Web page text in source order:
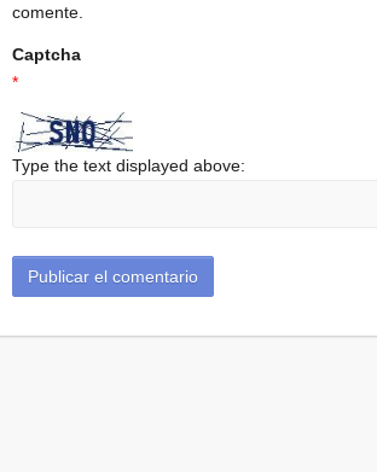
comente.
Captcha
*
Type the text displayed above: